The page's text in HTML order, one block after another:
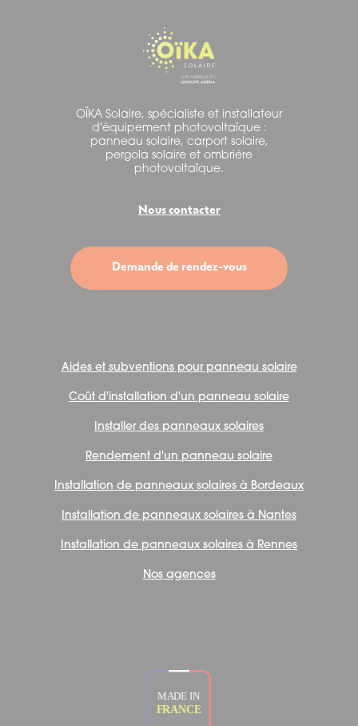
OÏKA Solaire, spécialiste et installateur
d'équipement photovoltaïque :
panneau solaire, carport solaire,
pergola solaire et ombrière
photovoltaïque.
Nous contacter
Demande de rendez-vous
Aides et subventions pour panneau solaire
Coût d'installation d'un panneau solaire
Installer des panneaux solaires
Rendement d'un panneau solaire
Installation de panneaux solaires à Bordeaux
Installation de panneaux solaires à Nantes
Installation de panneaux solaires à Rennes
Nos agences